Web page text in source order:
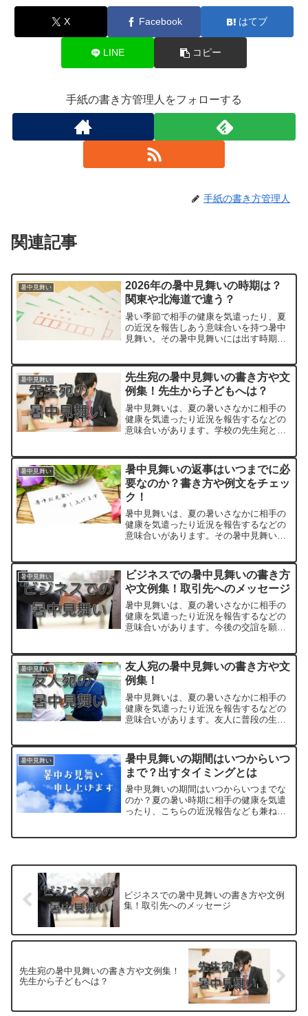
X Facebook はてブ
LINE コピー
手紙の書き方管理人をフォローする
手紙の書き方管理人
関連記事
暑中見舞い
2026年の暑中見舞いの時期は？
関東や北海道で違う？
暑い季節で相手の健康を気遣ったり、夏
の近況を報告しあう意味合いを持つ暑中
見舞い。その暑中見舞いには出す時期が
2026年の暑中見舞いの時期について関東
や北海道などでの違い、...
暑中見舞い
先生宛の暑中見舞いの書き方や文
例集！先生から子どもへは？
暑中見舞いは、夏の暑いさなかに相手の
健康を気遣ったり近況を報告するなどの
意味合いがあります。学校の先生宛とな
生徒のケースなどでは、どのような新生
活を送っているのかなどの...
暑中見舞い
暑中見舞いの返事はいつまでに必
要なのか？書き方や例文をチェッ
ク！
暑中見舞いは、夏の暑いさなかに相手の
健康を気遣ったり近況を報告するなどの
意味合いがあります。その暑中見舞いが
どうやって書けばいいのか？そこで今回
は、暑中見舞いの返事のタ...
暑中見舞い
ビジネスでの暑中見舞いの書き方
や文例集！取引先へのメッセージ
暑中見舞いは、夏の暑いさなかに相手の
健康を気遣ったり近況を報告するなどの
意味合いがあります。今後の交誼を願う
ポイントを稼ぐなんてのもアリだと思い
ます。でも、暑中見舞いを...
暑中見舞い
友人宛の暑中見舞いの書き方や文
例集！
暑中見舞いは、夏の暑いさなかに相手の
健康を気遣ったり近況を報告するなどの
意味合いがあります。友人に普段の生活
いと思います。でも、暑中見舞いを友人
宛に送る時はどうやって書...
暑中見舞い
暑中見舞いの期間はいつからいつ
まで？出すタイミングとは
暑中見舞いの期間はいつからいつまでな
のか？夏の暑い時期に相手の健康を気遣
ったり、こちらの近況報告なども兼ねて
ビジネスでの暑中見舞いの書き方や文例
集！取引先へのメッセージ
先生宛の暑中見舞いの書き方や文例集！
先生から子どもへは？